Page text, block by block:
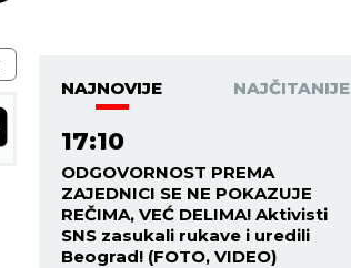
NAJNOVIJE NAJČITANIJE
17:10
ODGOVORNOST PREMA
ZAJEDNICI SE NE POKAZUJE
REČIMA, VEĆ DELIMA! Aktivisti
SNS zasukali rukave i uredili
Beograd! (FOTO, VIDEO)